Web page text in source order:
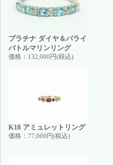
プラチナ ダイヤ＆パライ
バトルマリンリング
価格： 132,000円(税込)
K18 アミュレットリング
価格： 77,000円(税込)